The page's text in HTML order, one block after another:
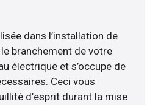
dans l’installation de
branchement de votre
électrique et s’occupe de
Ceci vous
d’esprit durant la mise